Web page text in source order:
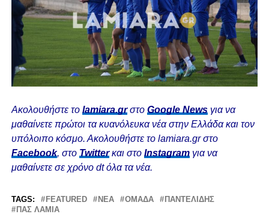
Ακολουθήστε το lamiara.grστο Google Newsγια να
μαθαίνετε πρώτοι τα κυανόλευκα νέα στην Ελλάδα και τον
υπόλοιπο κόσμο. Ακολουθήστε το lamiara.gr στο
Facebook, στο Twitterκαι στο Instagram για να
μαθαίνετε σε χρόνο dt όλα τα νέα.
TAGS: FEATURED ΝΈΑ ΟΜΆΔΑ
ΠΑΝΤΕΛΙΔΗΣ
ΠΑΣ ΛΑΜΙΑ